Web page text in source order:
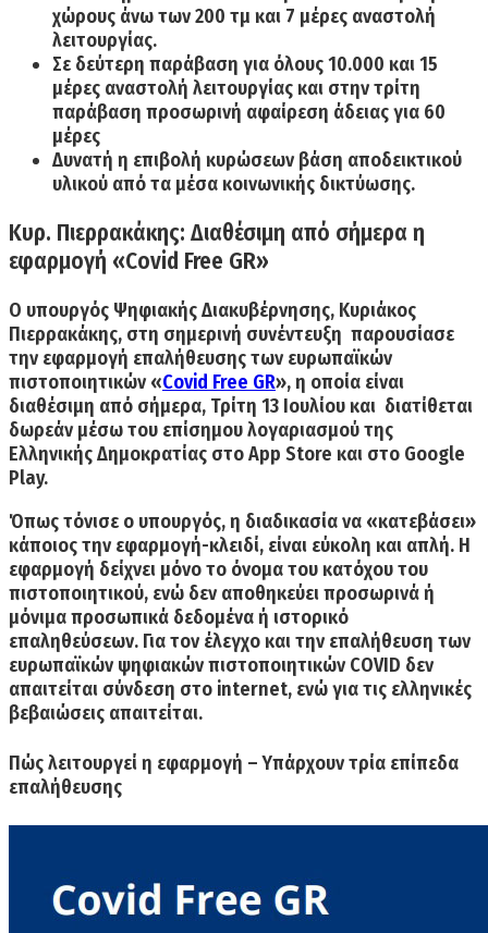
χώρους άνω των 200 τμ και 7 μέρες αναστολή
λειτουργίας.
Σε δεύτερη παράβαση για όλους10.000 και 15
μέρες αναστολή λειτουργίαςκαι στην τρίτη
παράβαση προσωρινή αφαίρεση άδειας για 60
μέρες
Δυνατή η επιβολή κυρώσεων βάση αποδεικτικού
υλικού από τα μέσα κοινωνικής δικτύωσης.
Κυρ. Πιερρακάκης: Διαθέσιμη από σήμερα η
εφαρμογή «Covid Free GR»
Ο υπουργός Ψηφιακής Διακυβέρνησης, Κυριάκος
Πιερρακάκης, στη σημερινή συνέντευξη παρουσίασε
την εφαρμογή επαλήθευσηςτων ευρωπαϊκών
πιστοποιητικών «Covid Free GR», η οποία είναι
διαθέσιμη από σήμερα, Τρίτη 13 Ιουλίου και διατίθεται
δωρεάν μέσω του επίσημου λογαριασμού της
Ελληνικής Δημοκρατίας στο App Store και στο Google
Play.
Όπως τόνισε ο υπουργός, η διαδικασία να «κατεβάσει»
κάποιος την εφαρμογή-κλειδί, είναι εύκολη και απλή. Η
εφαρμογή δείχνει μόνο το όνομα του κατόχου του
πιστοποιητικού, ενώ δεν αποθηκεύει προσωρινά ή
μόνιμα προσωπικά δεδομέναή ιστορικό
επαληθεύσεων. Για τον έλεγχο και την επαλήθευση των
ευρωπαϊκών ψηφιακών πιστοποιητικών COVID δεν
απαιτείται σύνδεση στο internet, ενώ για τις ελληνικές
βεβαιώσεις απαιτείται.
Πώς λειτουργεί η εφαρμογή – Υπάρχουν τρία επίπεδα
επαλήθευσης